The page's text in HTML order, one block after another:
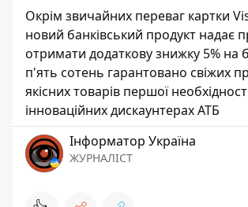
Окрім звичайних переваг картки
новий банківський продукт надає
отримати додаткову знижку 5% на
п'ять сотень гарантовано свіжих
якісних товарів першої
інноваційних дискаунтерах АТБ
Інформатор Україна
ЖУРНАЛІСТ